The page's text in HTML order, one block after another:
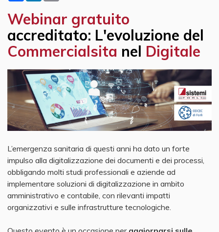
Webinar gratuito
accreditato: L'evoluzione del
Commercialsita nel Digitale
L’emergenza sanitaria di questi anni ha dato un forte
impulso alla digitalizzazione dei documenti e dei processi,
obbligando molti studi professionali e aziende ad
implementare soluzioni di digitalizzazione in ambito
amministrativo e contabile, con rilevanti impatti
organizzativi e sulle infrastrutture tecnologiche.